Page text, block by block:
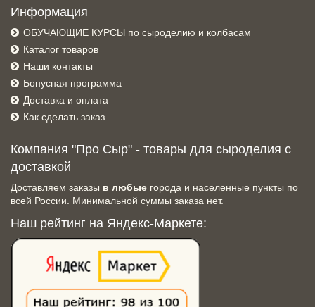
Информация
ОБУЧАЮЩИЕ КУРСЫ по сыроделию и колбасам
Каталог товаров
Наши контакты
Бонусная программа
Доставка и оплата
Как сделать заказ
Компания "Про Сыр" - товары для сыроделия с
доставкой
Доставляем заказы в любые города и населенные пункты по
всей России. Минимальной суммы заказа нет.
Наш рейтинг на Яндекс-Маркете: